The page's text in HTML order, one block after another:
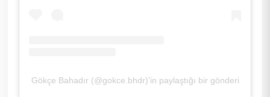
Gökçe Bahadır (@gokce.bhdr)’in paylaştığı bir gönderi